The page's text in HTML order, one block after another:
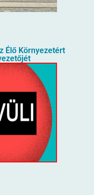
Élő Környezetért